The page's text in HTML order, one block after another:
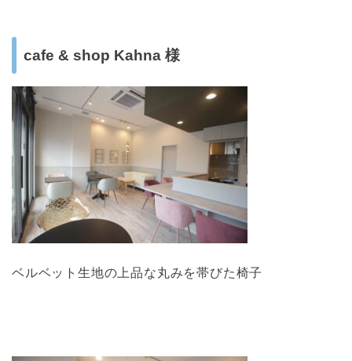
cafe & shop Kahna 様
ベルベット生地の上品な丸みを帯びた椅子